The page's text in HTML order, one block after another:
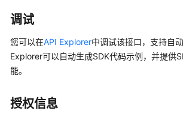
品
介
计
调试
您可以在API Explorer中调试该接口，支持自
Explorer可以自动生成SDK代码示例，并提供
能。
授权信息